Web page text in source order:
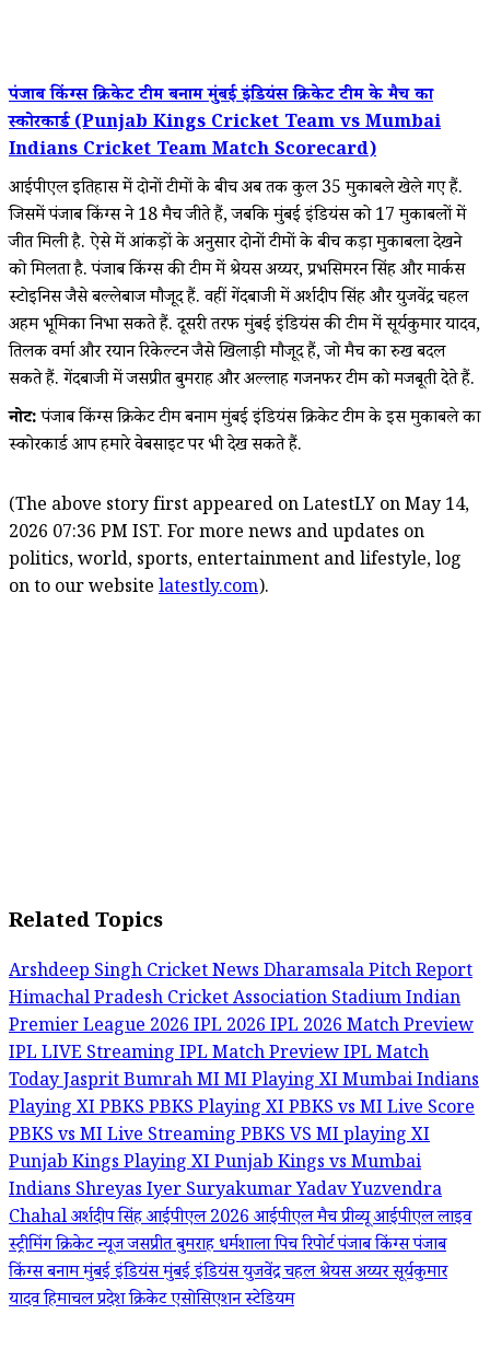
पंजाब किंग्स क्रिकेट टीम बनाम मुंबई इंडियंस क्रिकेट टीम के मैच का
स्कोरकार्ड (Punjab Kings Cricket Team vs Mumbai
Indians Cricket Team Match Scorecard)
आईपीएल इतिहास में दोनों टीमों के बीच अब तक कुल 35 मुकाबले खेले गए हैं.
जिसमें पंजाब किंग्स ने 18 मैच जीते हैं, जबकि मुंबई इंडियंस को 17 मुकाबलों में
जीत मिली है. ऐसे में आंकड़ों के अनुसार दोनों टीमों के बीच कड़ा मुकाबला देखने
को मिलता है. पंजाब किंग्स की टीम में श्रेयस अय्यर, प्रभसिमरन सिंह और मार्कस
स्टोइनिस जैसे बल्लेबाज मौजूद हैं. वहीं गेंदबाजी में अर्शदीप सिंह और युजवेंद्र चहल
अहम भूमिका निभा सकते हैं. दूसरी तरफ मुंबई इंडियंस की टीम में सूर्यकुमार यादव,
तिलक वर्मा और रयान रिकेल्टन जैसे खिलाड़ी मौजूद हैं, जो मैच का रुख बदल
सकते हैं. गेंदबाजी में जसप्रीत बुमराह और अल्लाह गजनफर टीम को मजबूती देते हैं.
नोट:पंजाब किंग्स क्रिकेट टीम बनाम मुंबई इंडियंस क्रिकेट टीम के इस मुकाबले का
स्कोरकार्ड आप हमारे वेबसाइट पर भी देख सकते हैं.
(The above story first appeared on LatestLY on May 14,
2026 07:36 PM IST. For more news and updates on
politics, world, sports, entertainment and lifestyle, log
on to our website latestly.com).
Related Topics
Arshdeep SinghCricket NewsDharamsala Pitch Report
Himachal Pradesh Cricket Association StadiumIndian
Premier League 2026IPL 2026IPL 2026 Match Preview
IPL LIVE StreamingIPL Match PreviewIPL Match
TodayJasprit BumrahMIMI Playing XIMumbai Indians
Playing XIPBKSPBKS Playing XIPBKS vs MI Live Score
PBKS vs MI Live StreamingPBKS VS MI playing XI
Punjab Kings Playing XIPunjab Kings vs Mumbai
IndiansShreyas IyerSuryakumar YadavYuzvendra
Chahalअर्शदीप सिंहआईपीएल 2026आईपीएल मैच प्रीव्यूआईपीएल लाइव
स्ट्रीमिंगक्रिकेट न्यूजजसप्रीत बुमराहधर्मशाला पिच रिपोर्टपंजाब किंग्सपंजाब
किंग्स बनाम मुंबई इंडियंसमुंबई इंडियंसयुजवेंद्र चहलश्रेयस अय्यरसूर्यकुमार
यादवहिमाचल प्रदेश क्रिकेट एसोसिएशन स्टेडियम